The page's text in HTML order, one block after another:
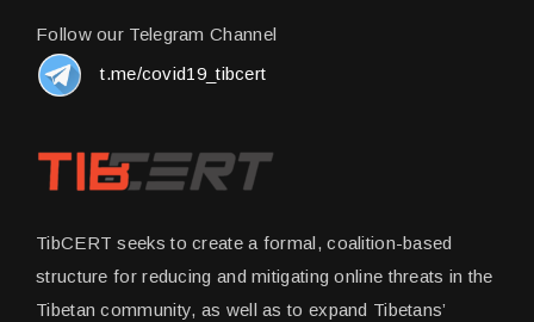
Follow our Telegram Channel
t.me/covid19_tibcert
TibCERT seeks to create a formal, coalition-based
structure for reducing and mitigating online threats in the
Tibetan community, as well as to expand Tibetans’